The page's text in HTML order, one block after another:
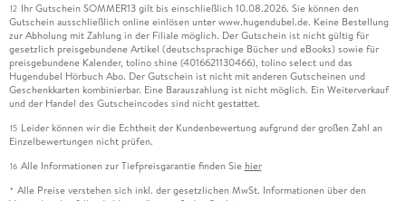
12 Ihr Gutschein SOMMER13 gilt bis einschließlich 10.08.2026. Sie können den
Gutschein ausschließlich online einlösen unter www.hugendubel.de. Keine Bestellung
zur Abholung mit Zahlung in der Filiale möglich. Der Gutschein ist nicht gültig für
gesetzlich preisgebundene Artikel (deutschsprachige Bücher und eBooks) sowie für
preisgebundene Kalender, tolino shine (4016621130466), tolino select und das
Hugendubel Hörbuch Abo. Der Gutschein ist nicht mit anderen Gutscheinen und
Geschenkkarten kombinierbar. Eine Barauszahlung ist nicht möglich. Ein Weiterverkauf
und der Handel des Gutscheincodes sind nicht gestattet.
15 Leider können wir die Echtheit der Kundenbewertung aufgrund der großen Zahl an
Einzelbewertungen nicht prüfen.
16 Alle Informationen zur Tiefpreisgarantie finden Sie hier
* Alle Preise verstehen sich inkl. der gesetzlichen MwSt. Informationen über den